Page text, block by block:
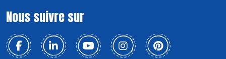
Nous suivre sur